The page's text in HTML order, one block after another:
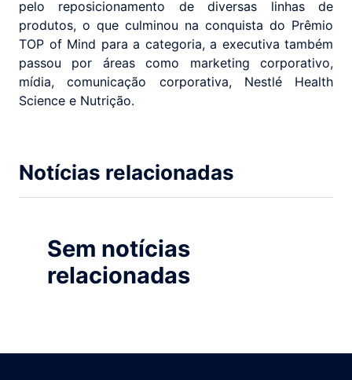
pelo reposicionamento de diversas linhas de
produtos, o que culminou na conquista do Prêmio
TOP of Mind para a categoria, a executiva também
passou por áreas como marketing corporativo,
mídia, comunicação corporativa, Nestlé Health
Science e Nutrição.
Notícias relacionadas
Sem notícias
relacionadas